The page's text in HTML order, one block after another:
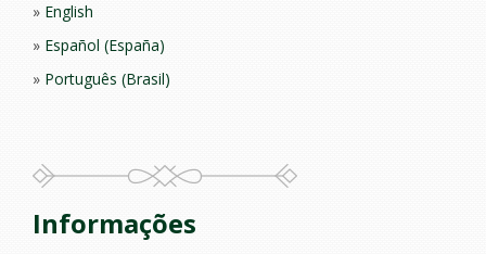
English
Español (España)
Português (Brasil)
Informações